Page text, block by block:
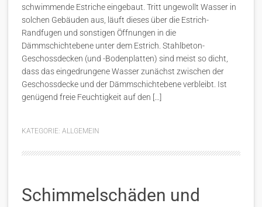
schwimmende Estriche eingebaut. Tritt ungewollt Wasser in
solchen Gebäuden aus, läuft dieses über die Estrich-
Randfugen und sonstigen Öffnungen in die
Dämmschichtebene unter dem Estrich. Stahlbeton-
Geschossdecken (und -Bodenplatten) sind meist so dicht,
dass das eingedrungene Wasser zunächst zwischen der
Geschossdecke und der Dämmschichtebene verbleibt. Ist
genügend freie Feuchtigkeit auf den […]
KATEGORIE: ALLGEMEIN
Schimmelschäden und